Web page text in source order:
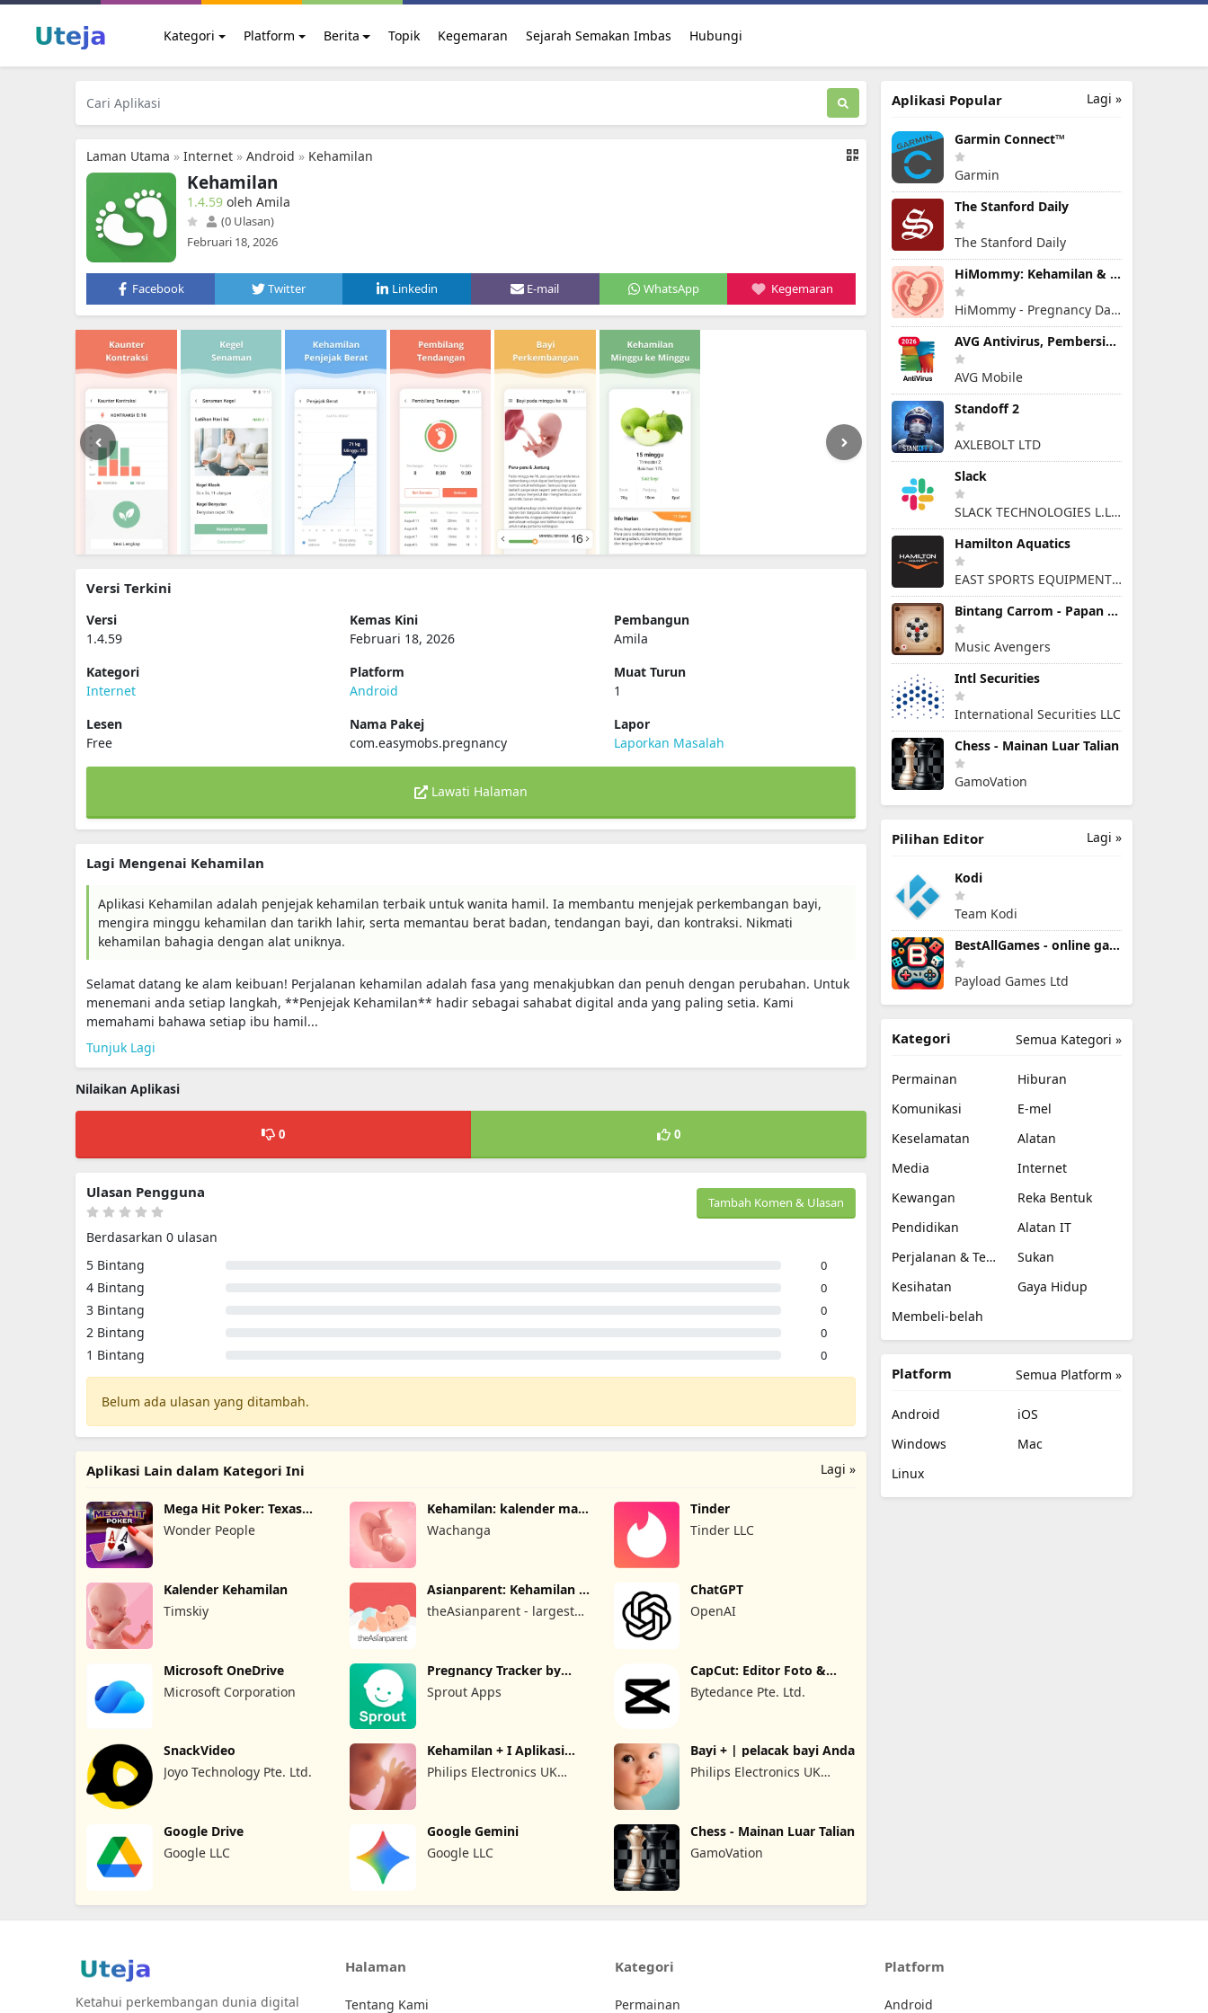
Kategori Platform Berita Topik Kegemaran Sejarah Semakan Imbas Hubungi
Laman Utama » Internet » Android » Kehamilan
Kehamilan
1.4.59 oleh Amila
(0 Ulasan)
Februari 18, 2026
Facebook Twitter Linkedin E-mail WhatsApp Kegemaran
Versi Terkini
Versi
1.4.59
Kemas Kini
Februari 18, 2026
Pembangun
Amila
Kategori
Internet
Platform
Android
Muat Turun
1
Lesen
Free
Nama Pakej
com.easymobs.pregnancy
Lapor
Laporkan Masalah
Lawati Halaman
Lagi Mengenai Kehamilan
Aplikasi Kehamilan adalah penjejak kehamilan terbaik untuk wanita hamil. Ia membantu menjejak perkembangan bayi,
mengira minggu kehamilan dan tarikh lahir, serta memantau berat badan, tendangan bayi, dan kontraksi. Nikmati
kehamilan bahagia dengan alat uniknya.
Selamat datang ke alam keibuan! Perjalanan kehamilan adalah fasa yang menakjubkan dan penuh dengan perubahan. Untuk
menemani anda setiap langkah, **Penjejak Kehamilan** hadir sebagai sahabat digital anda yang paling setia. Kami
memahami bahawa setiap ibu hamil...
Tunjuk Lagi
Nilaikan Aplikasi
0 0
Tambah Komen & Ulasan
Ulasan Pengguna
Berdasarkan 0 ulasan
5 Bintang
0
4 Bintang 0
3 Bintang 0
2 Bintang 0
1 Bintang 0
Belum ada ulasan yang ditambah.
Lagi »
Aplikasi Lain dalam Kategori Ini
Mega Hit Poker: Texas
Holdem
Wonder People
Kehamilan: kalender masa
subur
Wachanga
Tinder
Tinder LLC
Kalender Kehamilan
Timskiy
Asianparent: Kehamilan &
Bayi
theAsianparent - largest
ChatGPT
OpenAI
Microsoft OneDrive
Microsoft Corporation
Pregnancy Tracker by
Sprout Apps
CapCut: Editor Foto &
Video
Bytedance Pte. Ltd.
SnackVideo
Joyo Technology Pte. Ltd.
Kehamilan + I Aplikasi
pelacak
Philips Electronics UK
Bayi + | pelacak bayi Anda
Philips Electronics UK
Google Drive
Google LLC
Google Gemini
Google LLC
Chess - Mainan Luar Talian
GamoVation
Lagi »
Aplikasi Popular
Garmin Connect™
Garmin
The Stanford Daily
The Stanford Daily
HiMommy: Kehamilan & kesuburan
HiMommy - Pregnancy Day By Day - Expecting Baby
AVG Antivirus, Pembersih Virus
AVG Mobile
Standoff 2
AXLEBOLT LTD
Slack
SLACK TECHNOLOGIES L.L.C.
Hamilton Aquatics
EAST SPORTS EQUIPMENT ARTICLES & SERVICES L.L.C
Bintang Carrom - Papan Cakera
Music Avengers
Intl Securities
International Securities LLC
Chess - Mainan Luar Talian
GamoVation
Lagi »
Pilihan Editor
Kodi
Team Kodi
BestAllGames - online games
Payload Games Ltd
Semua Kategori »
Kategori
Permainan
Hiburan
Komunikasi
E-mel
Keselamatan
Alatan
Media
Internet
Kewangan
Reka Bentuk
Pendidikan
Alatan IT
Perjalanan & Tempatan
Sukan
Kesihatan
Gaya Hidup
Membeli-belah
Semua Platform »
Platform
Android
iOS
Windows
Mac
Linux
Ketahui perkembangan dunia digital
Halaman
Tentang Kami
Kategori
Permainan
Platform
Android